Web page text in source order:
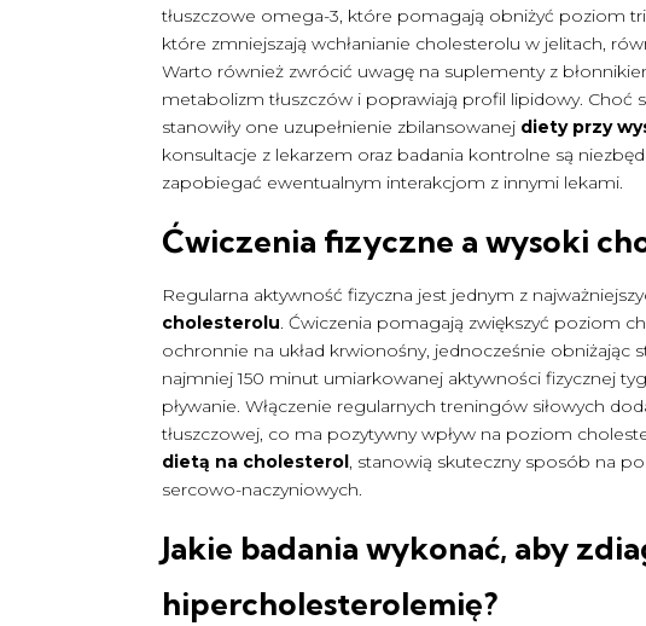
tłuszczowe omega-3, które pomagają obniżyć poziom
które zmniejszają wchłanianie cholesterolu w jelitach,
Warto również zwrócić uwagę na suplementy z
metabolizm tłuszczów i poprawiają profil lipidowy.
stanowiły one uzupełnienie zbilansowanej diety przy
konsultacje z lekarzem oraz badania kontrolne są
zapobiegać ewentualnym interakcjom z innymi lekami.
Ćwiczenia fizyczne a wysoki
Regularna aktywność fizyczna jest jednym z
cholesterolu . Ćwiczenia pomagają zwiększyć poziom
ochronnie na układ krwionośny, jednocześnie obniżając
najmniej 150 minut umiarkowanej aktywności fizycznej
pływanie. Włączenie regularnych treningów siłowych
tłuszczowej, co ma pozytywny wpływ na poziom
dietą na cholesterol , stanowią skuteczny sposób na
sercowo-naczyniowych.
Jakie badania wykonać, aby
hipercholesterolemię?